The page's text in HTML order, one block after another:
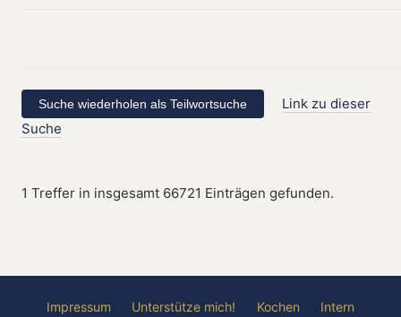
Link zu dieser
Suche
1 Treffer in insgesamt 66721 Einträgen gefunden.
Impressum Unterstütze mich! Kochen Intern